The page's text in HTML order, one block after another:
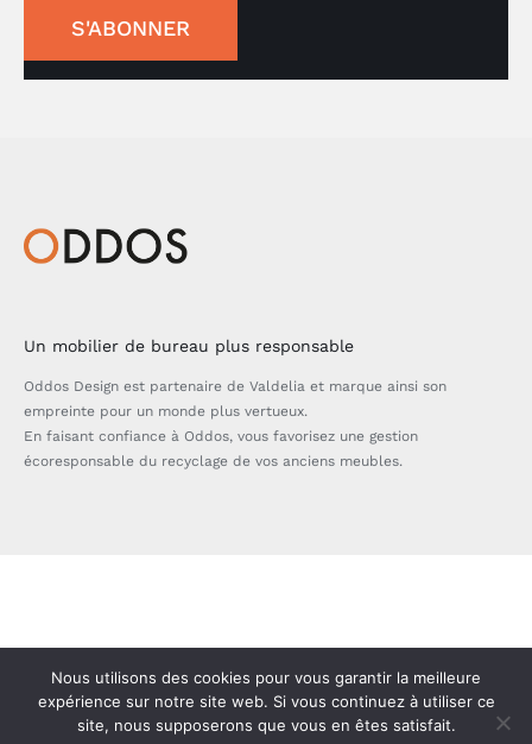
S'ABONNER
Un mobilier de bureau plus responsable
Oddos Design est partenaire de Valdelia et marque ainsi son
empreinte pour un monde plus vertueux.
En faisant confiance à Oddos, vous favorisez une gestion
écoresponsable du recyclage de vos anciens meubles.
Nous utilisons des cookies pour vous garantir la meilleure
expérience sur notre site web. Si vous continuez à utiliser ce
site, nous supposerons que vous en êtes satisfait.